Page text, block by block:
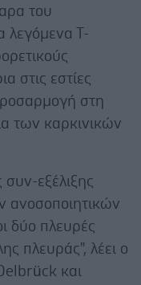
του
λεγόμενα Τ-
στις εστίες
στη
των καρκινικών
συν-εξέλιξης
ανοσοποιητικών
δύο πλευρές
πλευράς", λέει ο
και